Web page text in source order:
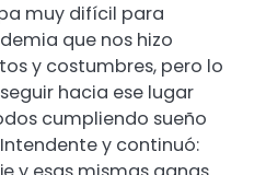
muy difícil para
que nos hizo
y costumbres, pero lo
hacia ese lugar
cumpliendo sueño
y continuó: